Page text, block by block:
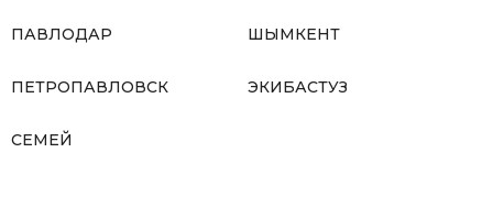
ПАВЛОДАР
ПЕТРОПАВЛОВСК
СЕМЕЙ
ШЫМКЕНТ
ЭКИБАСТУЗ